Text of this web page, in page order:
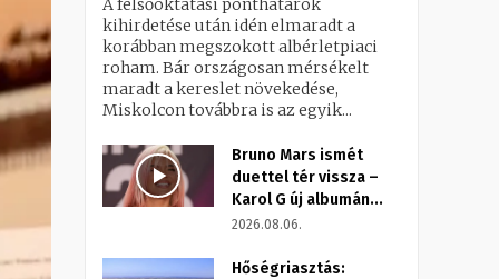
A felsőoktatási ponthatárok
kihirdetése után idén elmaradt a
korábban megszokott albérletpiaci
roham. Bár országosan mérsékelt
maradt a kereslet növekedése,
Miskolcon továbbra is az egyik...
Bruno Mars ismét
duettel tér vissza –
Karol G új albumán...
2026.08.06.
Hőségriasztás: